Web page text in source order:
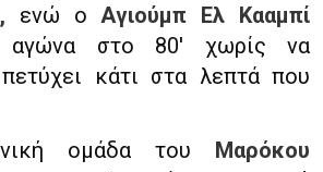
ενώ οΑγιούμπ Ελ Κααμπί
αγώνα στο 80′ χωρίς να
κάτι στα λεπτά που
ομάδα του Μαρόκου